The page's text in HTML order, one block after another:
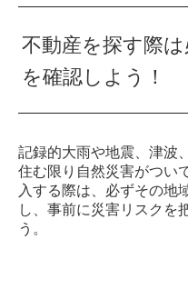
不動産を探す際
を確認しよう！
記録的大雨や地震、津波
住む限り自然災害がつい
入する際は、必ずその地
し、事前に災害リスクを
う。